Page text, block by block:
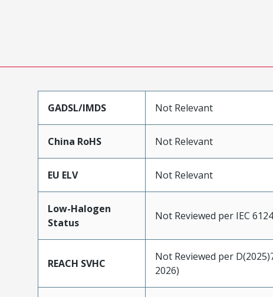
GADSL/IMDS Not Relevant
China RoHS Not Relevant
EU ELV Not Relevant
Low-Halogen
Status
Not Reviewed per IEC
REACH SVHC
Not Reviewed per
2026)